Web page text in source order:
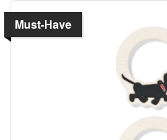
Must-Have